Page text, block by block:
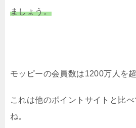
ましょう。
モッピーの会員数は1200万人を
これは他のポイントサイトと比
ね。